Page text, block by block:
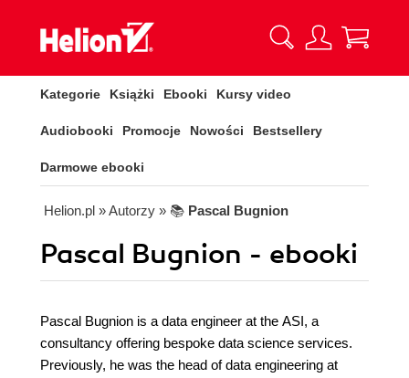
Kategorie Książki Ebooki Kursy video
Audiobooki Promocje Nowości Bestsellery
Darmowe ebooki
Helion.pl » Autorzy » 📚 Pascal Bugnion
Pascal Bugnion - ebooki
Pascal Bugnion is a data engineer at the ASI, a
consultancy offering bespoke data science services.
Previously, he was the head of data engineering at